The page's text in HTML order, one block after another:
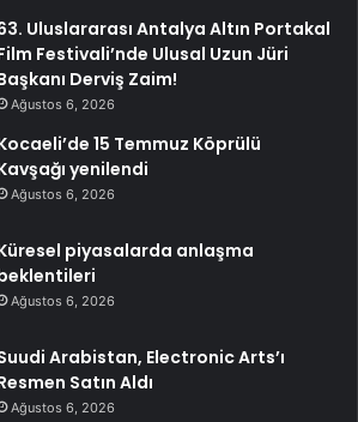
Uluslararası Antalya Altın Portakal
Festivali’nde Ulusal Uzun Jüri
Derviş Zaim!
Ağustos 6, 2026
15 Temmuz Köprülü
yenilendi
Ağustos 6, 2026
piyasalarda anlaşma
Ağustos 6, 2026
Arabistan, Electronic Arts’ı
Satın Aldı
Ağustos 6, 2026